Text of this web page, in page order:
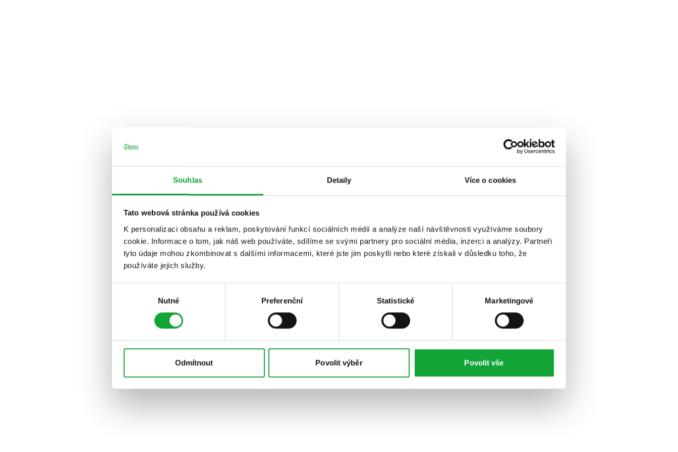
Souhlas Detaily Více o cookies
Tato webová stránka používá cookies
K personalizaci obsahu a reklam, poskytování funkcí sociálních médií a analýze naší návštěvnosti využíváme soubory
cookie. Informace o tom, jak náš web používáte, sdílíme se svými partnery pro sociální média, inzerci a analýzy. Partneři
tyto údaje mohou zkombinovat s dalšími informacemi, které jste jim poskytli nebo které získali v důsledku toho, že
používáte jejich služby.
Nutné Preferenční Statistické Marketingové
Odmítnout Povolit výběr Povolit vše